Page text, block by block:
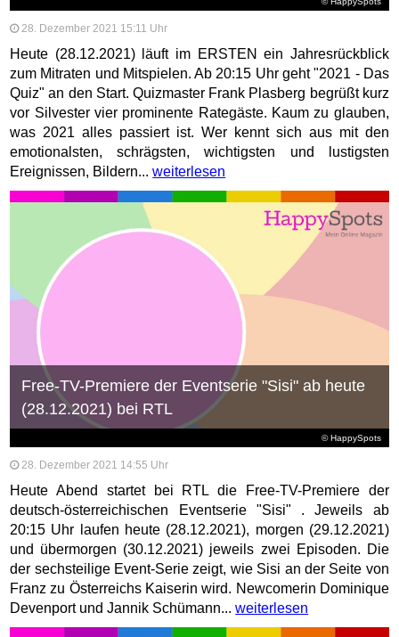
28. Dezember 2021 15:11 Uhr
Heute (28.12.2021) läuft im ERSTEN ein Jahresrückblick
zum Mitraten und Mitspielen. Ab 20:15 Uhr geht "2021 - Das
Quiz" an den Start. Quizmaster Frank Plasberg begrüßt kurz
vor Silvester vier prominente Rategäste. Kaum zu glauben,
was 2021 alles passiert ist. Wer kennt sich aus mit den
emotionalsten, schrägsten, wichtigsten und lustigsten
Ereignissen, Bildern...weiterlesen
© HappySpots
Free-TV-Premiere der Eventserie "Sisi" ab heute
(28.12.2021) bei RTL
28. Dezember 2021 14:55 Uhr
Heute Abend startet bei RTL die Free-TV-Premiere der
deutsch-österreichischen Eventserie "Sisi" . Jeweils ab
20:15 Uhr laufen heute (28.12.2021), morgen (29.12.2021)
und übermorgen (30.12.2021) jeweils zwei Episoden. Die
der sechsteilige Event-Serie zeigt, wie Sisi an der Seite von
Franz zu Österreichs Kaiserin wird. Newcomerin Dominique
Devenport und Jannik Schümann...weiterlesen